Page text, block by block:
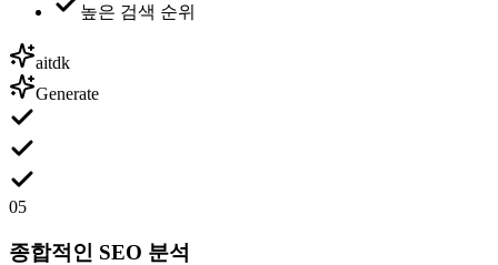
높은 검색 순위
aitdk
Generate
05
종합적인 SEO 분석